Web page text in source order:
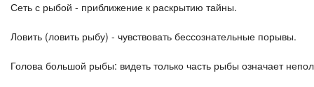
Сеть с рыбой - приближение к раскрытию тайны.
Ловить (ловить рыбу) - чувствовать бессознательные порывы.
Голова большой рыбы: видеть только часть рыбы означает